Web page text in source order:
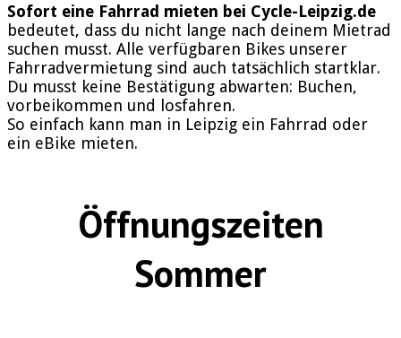
Sofort eine Fahrrad mieten bei Cycle-Leipzig.de
bedeutet, dass du nicht lange nach deinem Mietrad
suchen musst. Alle verfügbaren Bikes unserer
Fahrradvermietung sind auch tatsächlich startklar.
Du musst keine Bestätigung abwarten: Buchen,
vorbeikommen und losfahren.
So einfach kann man in Leipzig ein Fahrrad oder
ein eBike mieten.
Öffnungszeiten
Sommer